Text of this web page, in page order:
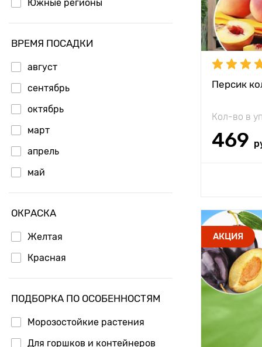
Южные регионы
ВРЕМЯ ПОСАДКИ
август
сентябрь
октябрь
март
апрель
май
ОКРАСКА
Желтая
Красная
ПОДБОРКА ПО ОСОБЕННОСТЯМ
Морозостойкие растения
Для горшков и контейнеров
Персик
Кол-во в
469
Период
АКЦИЯ
Высота
Растояние
растениями
Период